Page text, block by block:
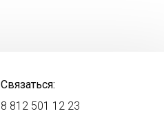
Связаться:
8 812 501 12 23